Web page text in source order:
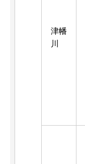
津幡
川